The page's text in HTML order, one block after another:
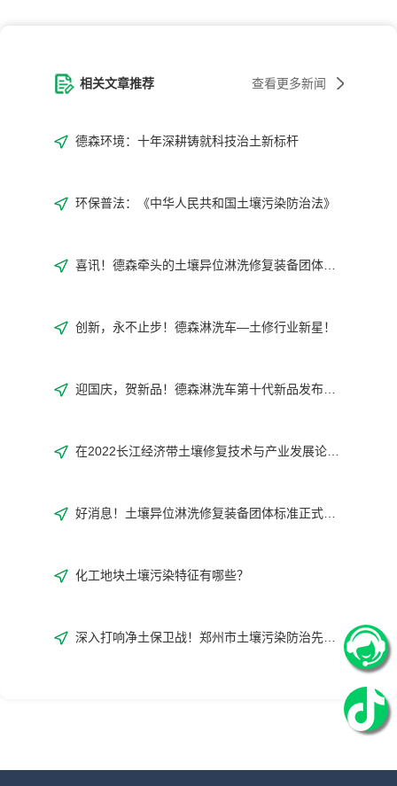
相关文章推荐 查看更多新闻
德森环境：十年深耕铸就科技治土新标杆
环保普法：《中华人民共和国土壤污染防治法》
创新，永不止步！德森淋洗车—土修行业新星！
化工地块土壤污染特征有哪些？